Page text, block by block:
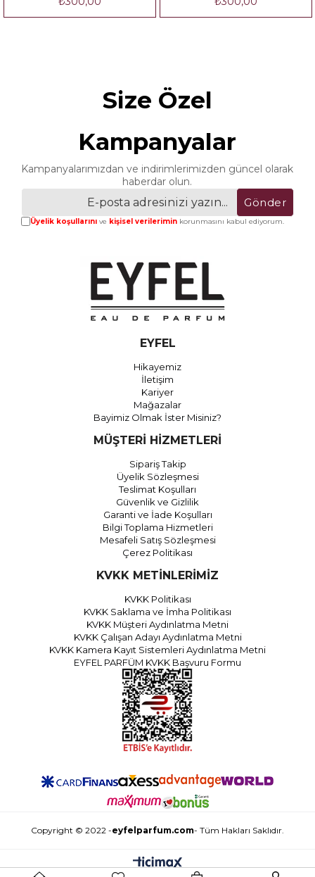
Size Özel
Kampanyalar
Kampanyalarımızdan ve indirimlerimizden güncel olarak
haberdar olun.
Gönder
Üyelik koşullarınıve kişisel verileriminkorunmasını kabul ediyorum.
EYFEL
Hikayemiz
İletişim
Kariyer
Mağazalar
Bayimiz Olmak İster Misiniz?
MÜŞTERİ HİZMETLERİ
Sipariş Takip
Üyelik Sözleşmesi
Teslimat Koşulları
Güvenlik ve Gizlilik
Garanti ve İade Koşulları
Bilgi Toplama Hizmetleri
Mesafeli Satış Sözleşmesi
Çerez Politikası
KVKK METİNLERİMİZ
KVKK Politikası
KVKK Saklama ve İmha Politikası
KVKK Müşteri Aydınlatma Metni
KVKK Çalışan Adayı Aydınlatma Metni
KVKK Kamera Kayıt Sistemleri Aydınlatma Metni
EYFEL PARFÜM KVKK Başvuru Formu
Copyright © 2022 -eyfelparfum.com- Tüm Hakları Saklıdır.